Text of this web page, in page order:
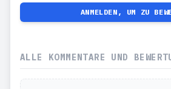
ANMELDEN, UM ZU
ALLE KOMMENTARE UND